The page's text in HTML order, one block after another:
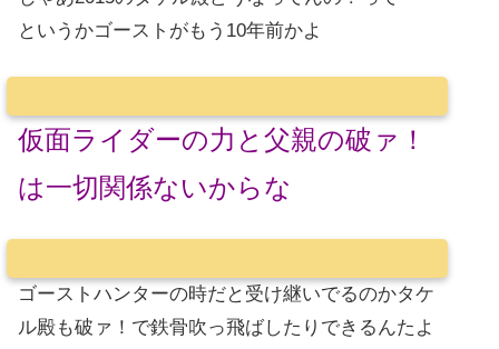
というかゴーストがもう10年前かよ
仮面ライダーの力と父親の破ァ！
は一切関係ないからな
ゴーストハンターの時だと受け継いでるのかタケ
ル殿も破ァ！で鉄骨吹っ飛ばしたりできるんたよ